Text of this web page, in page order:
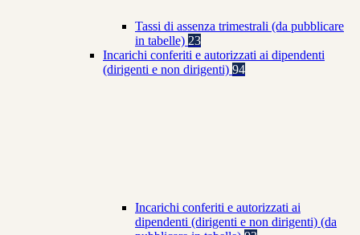
Tassi di assenza trimestrali (da pubblicare
in tabelle) 23
Incarichi conferiti e autorizzati ai dipendenti
(dirigenti e non dirigenti) 94
Incarichi conferiti e autorizzati ai
dipendenti (dirigenti e non dirigenti) (da